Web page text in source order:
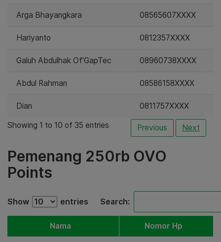
Arga Bhayangkara 08565607XXXX
Hariyanto 0812357XXXX
Galuh Abdulhak Of'GapTec 08960738XXXX
Abdul Rahman 08586158XXXX
Dian 0811757XXXX
Showing 1 to 10 of 35 entries Previous Next
Pemenang 250rb OVO
Points
Show entries Search:
Nama Nomor Hp